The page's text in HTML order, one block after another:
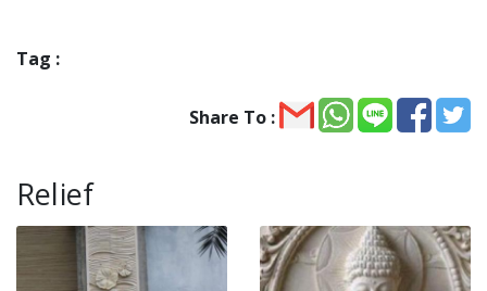
Tag :
Share To :
Relief